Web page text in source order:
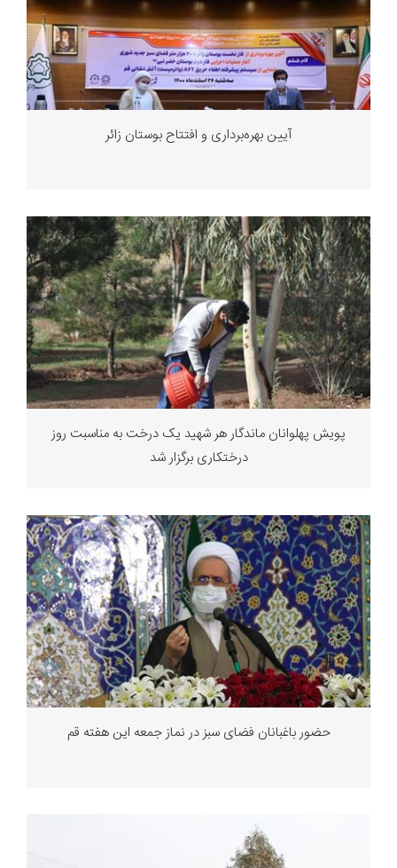
آیین بهره‌برداری و افتتاح بوستان زائر
پویش پهلوانان ماندگار هر شهید یک درخت به مناسبت روز
درختکاری برگزار شد
حضور باغبانان فضای سبز در نماز جمعه این هفته قم